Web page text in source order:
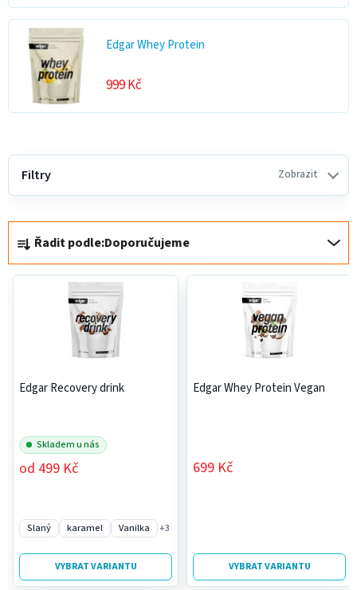
Edgar Whey Protein
999 Kč
a
z
Řadit podle:Doporučujeme
Filtry Zobrazit
V
p
p
r
Edgar Recovery drink
Skladem u nás
od 499 Kč
VYBRAT VARIANTU
Slaný karamel Vanilka +3
Edgar Whey Protein Vegan
699 Kč
VYBRAT VARIANTU